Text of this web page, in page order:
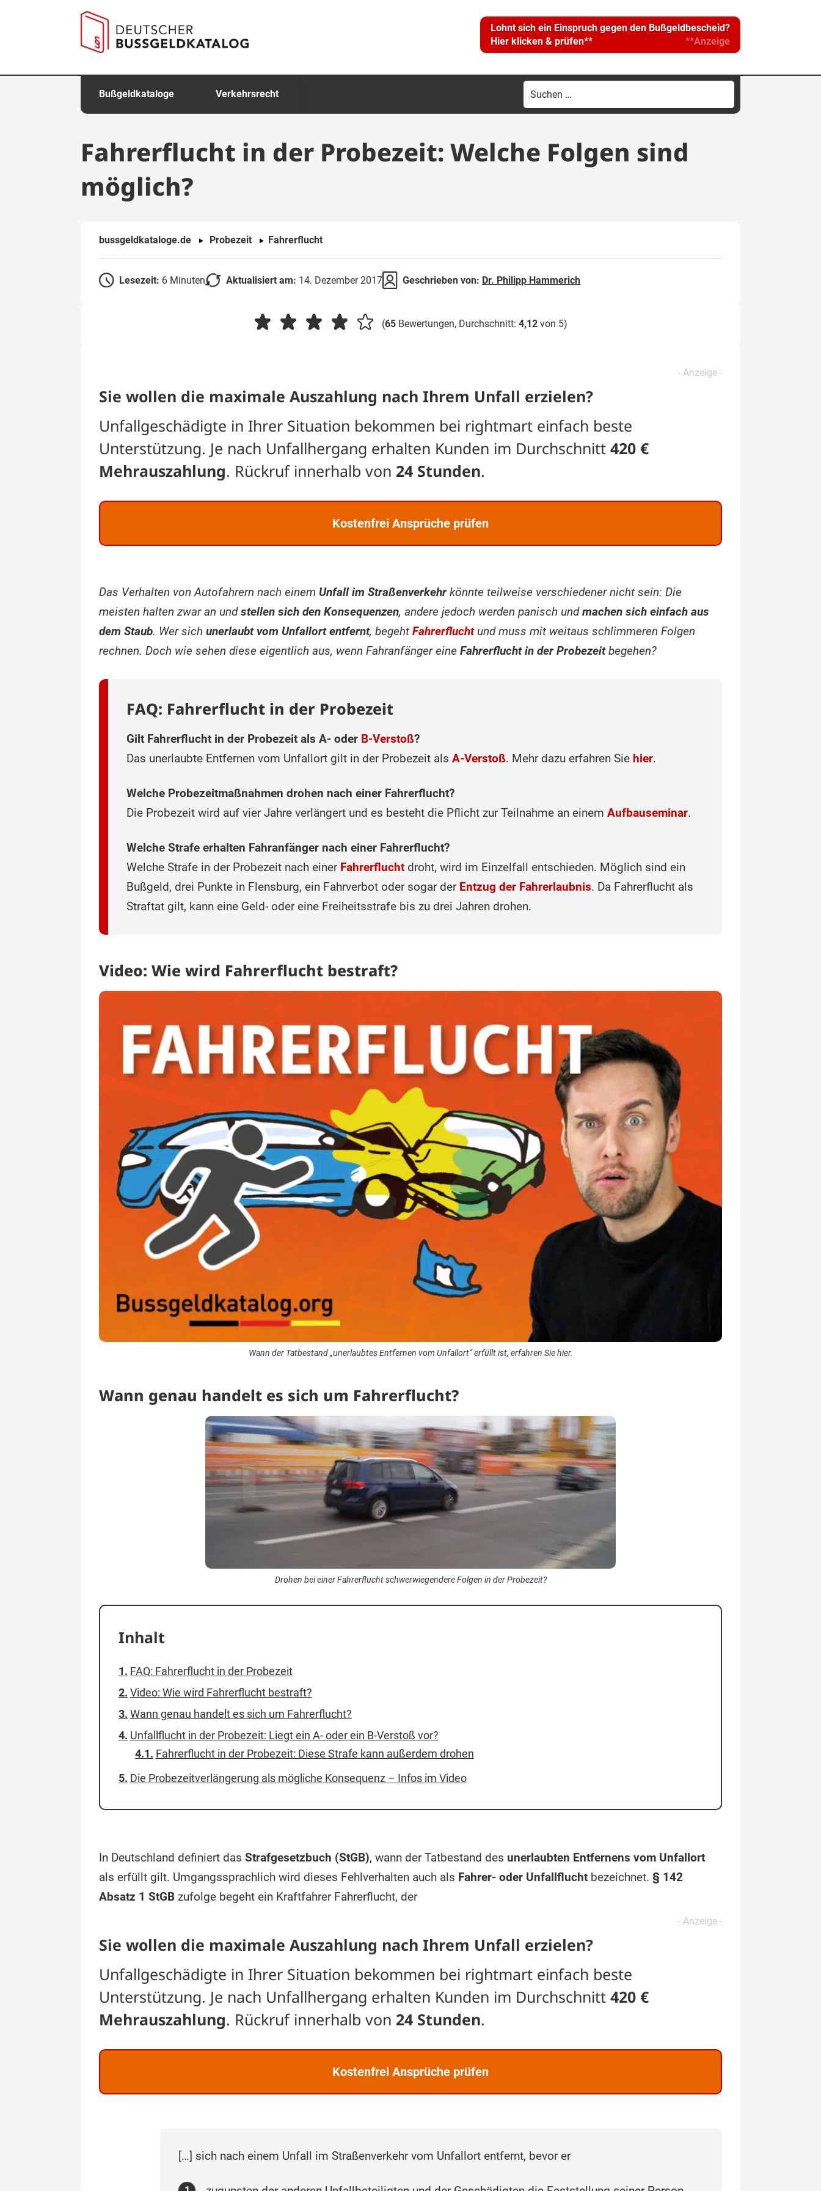
Lohnt sich ein Einspruch gegen den Bußgeldbescheid?
Hier klicken & prüfen**
**Anzeige
Bußgeldkataloge Verkehrsrecht
Suchen
nach:
Fahrerflucht in der Probezeit: Welche Folgen sind
möglich?
bussgeldkataloge.de Probezeit Fahrerflucht
Lesezeit: 6 Minuten Aktualisiert am: 14. Dezember 2017 Geschrieben von: Dr. Philipp Hammerich
(65 Bewertungen, Durchschnitt: 4,12 von 5)
Sie wollen die maximale Auszahlung nach Ihrem Unfall erzielen?
Unfallgeschädigte in Ihrer Situation bekommen bei rightmart einfach beste
Unterstützung. Je nach Unfallhergang erhalten Kunden im Durchschnitt 420 €
Mehrauszahlung. Rückruf innerhalb von 24 Stunden.
Kostenfrei Ansprüche prüfen
Das Verhalten von Autofahrern nach einem Unfall im Straßenverkehrkönnte teilweise verschiedener nicht sein: Die
meisten halten zwar an undstellen sich den Konsequenzen, andere jedoch werden panisch undmachen sich einfach aus
dem Staub. Wer sich unerlaubt vom Unfallort entfernt, begeht Fahrerfluchtund muss mit weitaus schlimmeren Folgen
rechnen. Doch wie sehen diese eigentlich aus, wenn Fahranfänger eine Fahrerflucht in der Probezeitbegehen?
FAQ: Fahrerflucht in der Probezeit
Gilt Fahrerflucht in der Probezeit als A- oder B-Verstoß?
Das unerlaubte Entfernen vom Unfallort gilt in der Probezeit als A-Verstoß. Mehr dazu erfahren Sie hier.
Welche Probezeitmaßnahmen drohen nach einer Fahrerflucht?
Die Probezeit wird auf vier Jahre verlängert und es besteht die Pflicht zur Teilnahme an einem Aufbauseminar.
Welche Strafe erhalten Fahranfänger nach einer Fahrerflucht?
Welche Strafe in der Probezeit nach einer Fahrerflucht droht, wird im Einzelfall entschieden. Möglich sind ein
Bußgeld, drei Punkte in Flensburg, ein Fahrverbot oder sogar der Entzug der Fahrerlaubnis. Da Fahrerflucht als
Straftat gilt, kann eine Geld- oder eine Freiheitsstrafe bis zu drei Jahren drohen.
Video: Wie wird Fahrerflucht bestraft?
Wann der Tatbestand „unerlaubtes Entfernen vom Unfallort“ erfüllt ist, erfahren Sie hier.
Wann genau handelt es sich um Fahrerflucht?
Drohen bei einer Fahrerflucht schwerwiegendere Folgen in der Probezeit?
Inhalt
FAQ: Fahrerflucht in der Probezeit
Video: Wie wird Fahrerflucht bestraft?
Wann genau handelt es sich um Fahrerflucht?
Unfallflucht in der Probezeit: Liegt ein A- oder ein B-Verstoß vor?
Fahrerflucht in der Probezeit: Diese Strafe kann außerdem drohen
Die Probezeitverlängerung als mögliche Konsequenz – Infos im Video
In Deutschland definiert das Strafgesetzbuch (StGB), wann der Tatbestand des unerlaubten Entfernens vom Unfallort
als erfüllt gilt. Umgangssprachlich wird dieses Fehlverhalten auch als Fahrer- oder Unfallflucht bezeichnet. § 142
Absatz 1 StGB zufolge begeht ein Kraftfahrer Fahrerflucht, der
Sie wollen die maximale Auszahlung nach Ihrem Unfall erzielen?
Unfallgeschädigte in Ihrer Situation bekommen bei rightmart einfach beste
Unterstützung. Je nach Unfallhergang erhalten Kunden im Durchschnitt 420 €
Mehrauszahlung. Rückruf innerhalb von 24 Stunden.
Kostenfrei Ansprüche prüfen
[…] sich nach einem Unfall im Straßenverkehr vom Unfallort entfernt, bevor er